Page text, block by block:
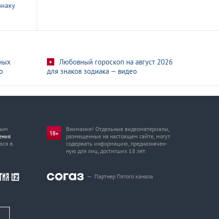
Любовный гороскоп на август 2026
для знаков зодиака — видео
в
Внимание! Отдельные видеоматериалы,
размещенные на настоящем сайте, могут
содержать информацию, предназначен­
ную для лиц, достигших 18 лет.
— Партнер Пятого канала